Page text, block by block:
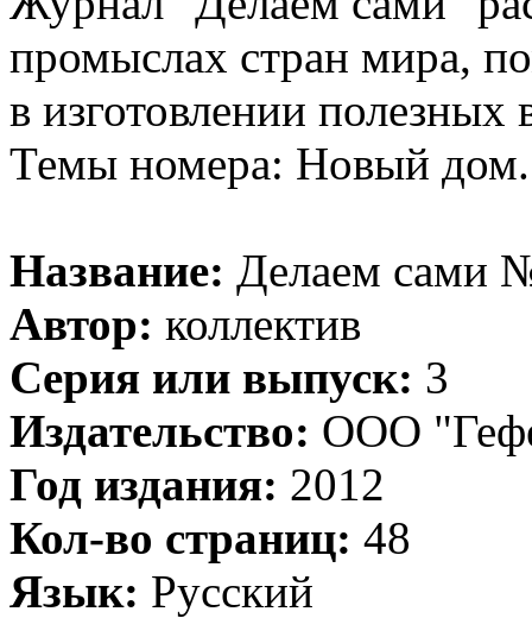
промыслах стран мира,
в изготовлении
Темы номера: Новый
Название: Делаем сами
Автор: коллектив
Серия или выпуск: 3
Издательство: ООО
Год издания: 2012
Кол-во страниц: 48
Язык: Русский